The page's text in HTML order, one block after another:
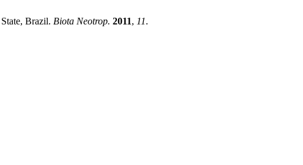
Brazil. Biota Neotrop. 2011, 11.